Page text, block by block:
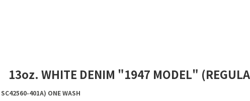
13oz. WHITE DENIM "1947 MODEL"
SC42560-401A) ONE WASH